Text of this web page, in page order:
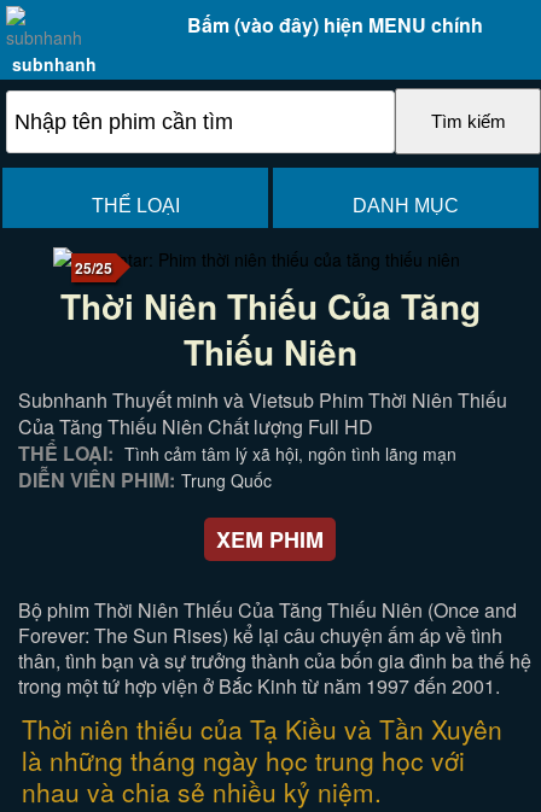
Bấm (vào đây) hiện MENU chính
subnhanh
THỂ LOẠI DANH MỤC
25/25
Thời Niên Thiếu Của Tăng
Thiếu Niên
Subnhanh Thuyết minh và Vietsub Phim Thời Niên Thiếu
Của Tăng Thiếu Niên Chất lượng Full HD
THỂ LOẠI: Tình cảm tâm lý xã hội, ngôn tình lãng mạn
DIỄN VIÊN PHIM: Trung Quốc
XEM PHIM
Bộ phim Thời Niên Thiếu Của Tăng Thiếu Niên (Once and
Forever: The Sun Rises) kể lại câu chuyện ấm áp về tình
thân, tình bạn và sự trưởng thành của bốn gia đình ba thế hệ
trong một tứ hợp viện ở Bắc Kinh từ năm 1997 đến 2001.
Thời niên thiếu của Tạ Kiều và Tần Xuyên
là những tháng ngày học trung học với
nhau và chia sẻ nhiều kỷ niệm.